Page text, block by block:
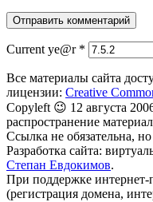
Current ye@r *
Все материалы сайта
лицензии: Creative
Copyleft 😉 12 августа
распространение
Ссылка не обязательна,
Разработка сайта:
Степан Евдокимов.
При поддержке интернет-
(регистрация домена,